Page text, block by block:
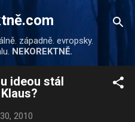
obsah
západně. evropsky.
NEKOREKTNĚ.
ideou stál
2010